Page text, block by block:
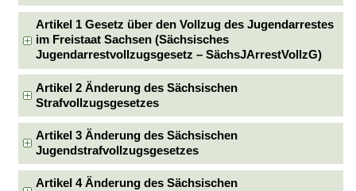
Artikel 1 Gesetz über den Vollzug des Jugendarrestes
im Freistaat Sachsen (Sächsisches
Jugendarrestvollzugsgesetz – SächsJArrestVollzG)
Artikel 2 Änderung des Sächsischen
Strafvollzugsgesetzes
Artikel 3 Änderung des Sächsischen
Jugendstrafvollzugsgesetzes
Artikel 4 Änderung des Sächsischen